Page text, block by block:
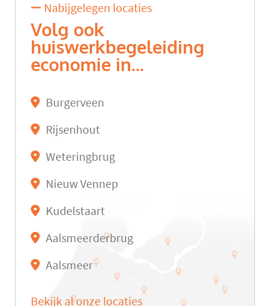
Nabijgelegen locaties
Volg ook
huiswerkbegeleiding
economie in...
Burgerveen
Rijsenhout
Weteringbrug
Nieuw Vennep
Kudelstaart
Aalsmeerderbrug
Aalsmeer
Bekijk al onze locaties